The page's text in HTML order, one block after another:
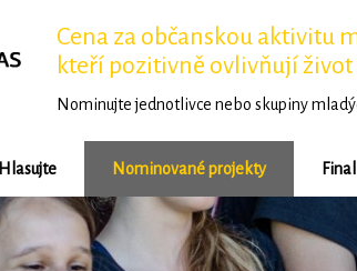
Cena za občanskou aktivitu
kteří pozitivně ovlivňují život
Nominujte jednotlivce nebo skupiny
Hlasujte Nominované projekty